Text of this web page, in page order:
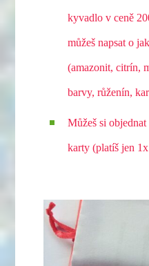
kyvadlo v ceně
můžeš napsat o
(amazonit, citrín,
barvy, růženín,
Můžeš si
karty (platíš jen